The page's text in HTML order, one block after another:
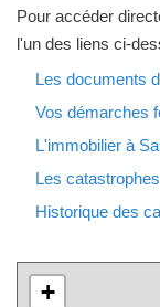
Pour accéder
l'un des liens ci-
Les documents
Vos démarches
L'immobilier à
Les
Historique des
+